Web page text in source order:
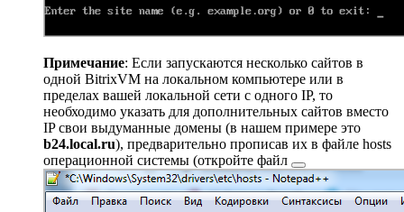
Примечание: Если запускаются несколько сайтов в
одной BitrixVM на локальном компьютере или в
пределах вашей локальной сети с одного IP, то
необходимо указать для дополнительных сайтов вместо
IP свои выдуманные домены (в нашем примере это
b24.local.ru), предварительно прописав их в файле hosts
операционной системы (откройте файл